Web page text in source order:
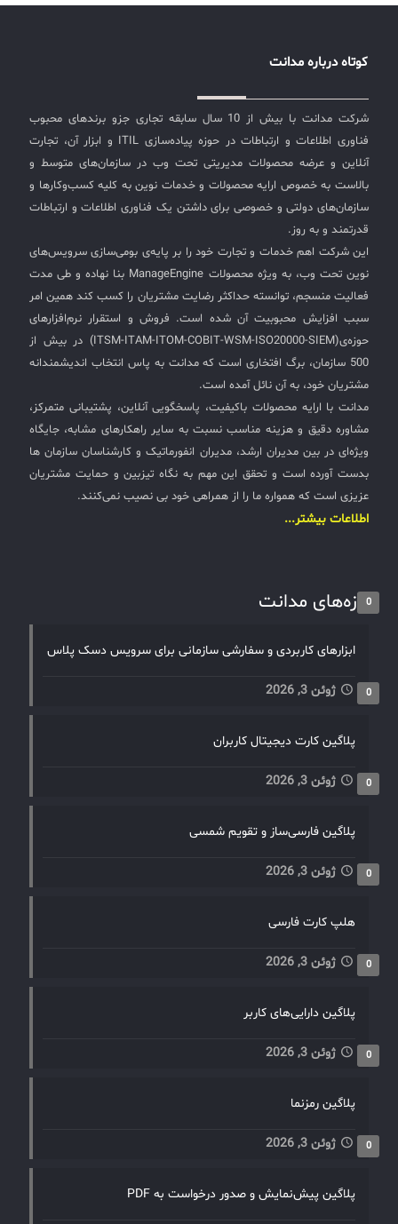
کوتاه درباره مدانت
شرکت مدانت با بیش از 10 سال سابقه تجاری جزو برندهای محبوب
فناوری اطلاعات و ارتباطات در حوزه پیاده‌سازی ITIL و ابزار آن، تجارت
آنلاین و عرضه محصولات مدیریتی تحت وب در سازمان‌های متوسط و
بالاست به خصوص ارایه محصولات و خدمات نوین به کلیه کسب‌وکارها و
سازمان‌های دولتی و خصوصی برای داشتن یک فناوری اطلاعات و ارتباطات
قدرتمند و به روز.
این شرکت اهم خدمات و تجارت خود را بر پایه‌ی بومی‌سازی سرویس‌های
نوین تحت وب، به ویژه محصولات ManageEngine بنا نهاده و طی مدت
فعالیت منسجم، توانسته حداکثر رضایت مشتریان را کسب کند همین امر
سبب افزایش محبوبیت آن شده است. فروش و استقرار نرم‌افزارهای
حوزه‌ی(ITSM-ITAM-ITOM-COBIT-WSM-ISO20000-SIEM) در بیش از
500 سازمان، برگ افتخاری است که مدانت به پاس انتخاب اندیشمندانه
مشتریان خود، به آن نائل آمده است.
مدانت با ارایه محصولات باکیفیت، پاسخگویی آنلاین، پشتیبانی متمرکز،
مشاوره دقیق و هزینه مناسب نسبت به سایر راهکارهای مشابه، جایگاه
ویژه‌ای در بین مدیران ارشد، مدیران انفورماتیک و کارشناسان سازمان ها
بدست آورده است و تحقق این مهم به نگاه تیزبین و حمایت مشتریان
عزیزی است که همواره ما را از همراهی خود بی نصیب نمی‌کنند.
اطلاعات بیشتر...
تازه‌های مدانت0
ابزارهای کاربردی و سفارشی سازمانی برای سرویس دسک پلاس
ژوئن 3, 2026 0
پلاگین کارت دیجیتال کاربران
ژوئن 3, 2026 0
پلاگین فارسی‌ساز و تقویم شمسی
ژوئن 3, 2026 0
هلپ کارت فارسی
ژوئن 3, 2026 0
پلاگین دارایی‌های کاربر
ژوئن 3, 2026 0
پلاگین رمزنما
ژوئن 3, 2026 0
پلاگین پیش‌نمایش و صدور درخواست به PDF